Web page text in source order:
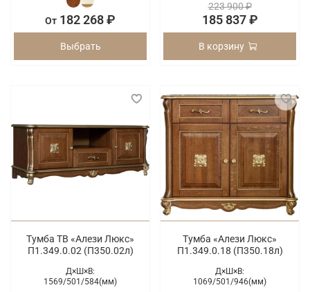
От 182 268 ₽
Выбрать
223 900 ₽
185 837 ₽
В корзину
Тумба ТВ «Алези Люкс»
П1.349.0.02 (П350.02л)
Д×Ш×В:
1569/501/584(мм)
Тумба «Алези Люкс»
П1.349.0.18 (П350.18л)
Д×Ш×В:
1069/501/946(мм)